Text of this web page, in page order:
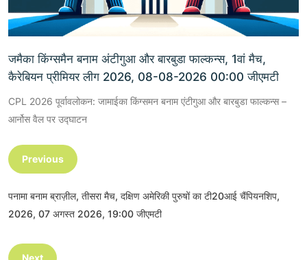
जमैका किंग्समैन बनाम अंटीगुआ और बारबुडा फाल्कन्स, 1वां मैच,
कैरेबियन प्रीमियर लीग 2026, 08-08-2026 00:00 जीएमटी
CPL 2026 पूर्वावलोकन: जामाईका किंग्समन बनाम एंटीगुआ और बारबुडा फाल्कन्स –
आर्नोस वैल पर उद्घाटन
Previous
पनामा बनाम ब्राज़ील, तीसरा मैच, दक्षिण अमेरिकी पुरुषों का टी20आई चैंपियनशिप,
2026, 07 अगस्त 2026, 19:00 जीएमटी
Next